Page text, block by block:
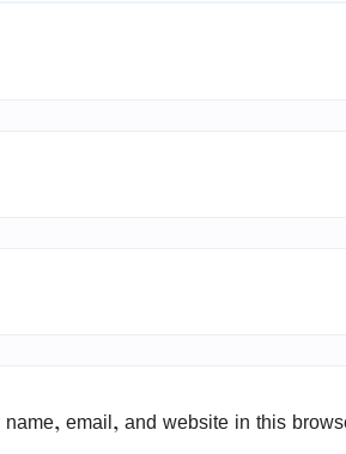
name, email, and website in this